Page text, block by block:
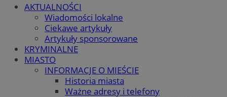
AKTUALNOŚCI
Wiadomości lokalne
Ciekawe artykuły
Artykuły sponsorowane
KRYMINALNE
MIASTO
INFORMACJE O MIEŚCIE
Historia miasta
Ważne adresy i telefony